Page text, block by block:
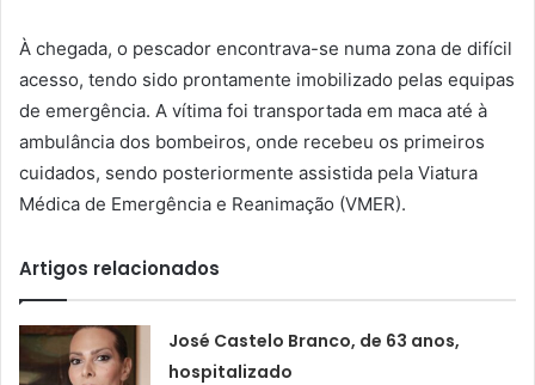
À chegada, o pescador encontrava-se numa zona de difícil
acesso, tendo sido prontamente imobilizado pelas equipas
de emergência. A vítima foi transportada em maca até à
ambulância dos bombeiros, onde recebeu os primeiros
cuidados, sendo posteriormente assistida pela Viatura
Médica de Emergência e Reanimação (VMER).
Artigos relacionados
José Castelo Branco, de 63 anos,
hospitalizado